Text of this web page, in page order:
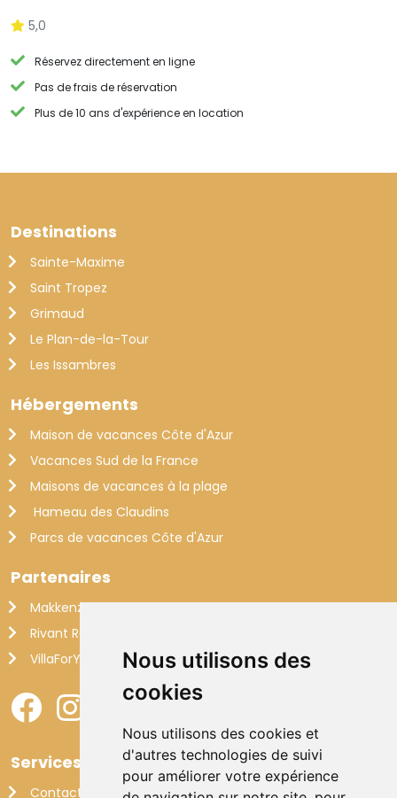
Nous utilisons des
cookies
Nous utilisons des cookies et
d'autres technologies de suivi
pour améliorer votre expérience
5,0
Réservez directement en ligne
Pas de frais de réservation
Plus de 10 ans d'expérience en location
Destinations
Sainte-Maxime
Saint Tropez
Grimaud
Le Plan-de-la-Tour
Les Issambres
Hébergements
Maison de vacances Côte d'Azur
Vacances Sud de la France
Maisons de vacances à la plage
Hameau des Claudins
Parcs de vacances Côte d'Azur
Partenaires
Makkenzie Services
Rivant Rentals
VillaForYou
Services
Contact